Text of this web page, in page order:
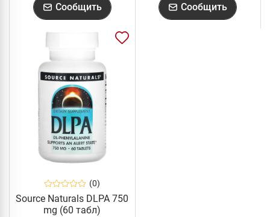
Сообщить
Сообщить
(0)
Source Naturals DLPA 750
mg (60 табл)